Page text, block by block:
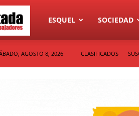
Diario
ESQUEL SOCIEDAD
AGOSTO 8, 2026 CLASIFICADOS